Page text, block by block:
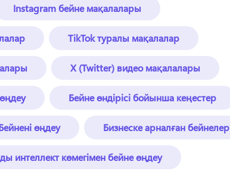
Instagram бейне мақалалары
TikTok туралы мақалалар
X (Twitter) видео мақалалары
Бейне өндірісі бойынша кеңестер
өңдеу Бизнеске арналған бейнелер
интеллект көмегімен бейне өңдеу